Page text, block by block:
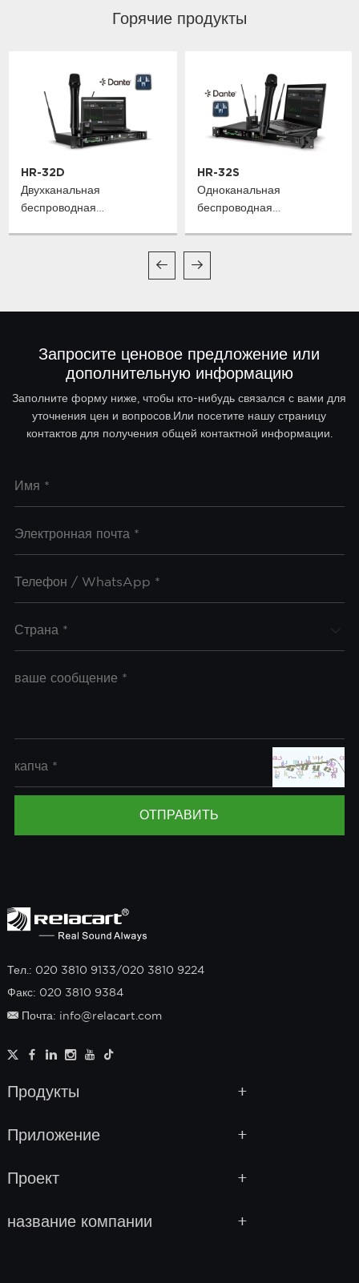
Горячие продукты
HR-32D
Двухканальная
беспроводная
HR-32S
Одноканальная
беспроводная
Запросите ценовое предложение или
дополнительную информацию
Заполните форму ниже, чтобы кто-нибудь связался с вами для
уточнения цен и вопросов.Или посетите нашу страницу
контактов для получения общей контактной информации.
Тел.: 020 3810 9133/020 3810 9224
Факс: 020 3810 9384
Почта: info@relacart.com
Продукты
Приложение
Проект
название компании